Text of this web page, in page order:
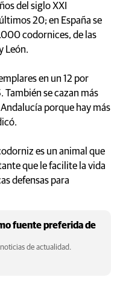
del siglo XXI
20; en España se
codornices, de las
León.
en un 12 por
También se cazan más
porque hay más
es un animal que
que le facilite la vida
defensas para
fuente preferida de
de actualidad.